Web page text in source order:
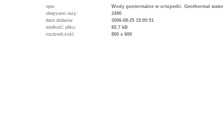
opis:
Wody geotermalne w ortopedii. Geothermal
obejrzano razy:
2490
data dodania:
2006-08-25 15:05:51
wielkość pliku:
82.7 kB
rozdzielczość:
800 x 600